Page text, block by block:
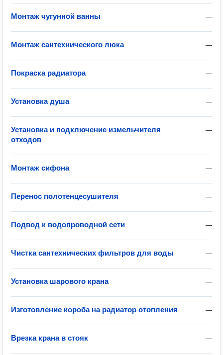
—
Монтаж чугунной ванны
—
Монтаж сантехнического люка
—
Покраска радиатора
—
Установка душа
—
Установка и подключение измельчителя
отходов
—
Монтаж сифона
—
Перенос полотенцесушителя
—
Подвод к водопроводной сети
—
Чистка сантехнических фильтров для воды
—
Установка шарового крана
—
Изготовление короба на радиатор отопления
—
Врезка крана в стояк